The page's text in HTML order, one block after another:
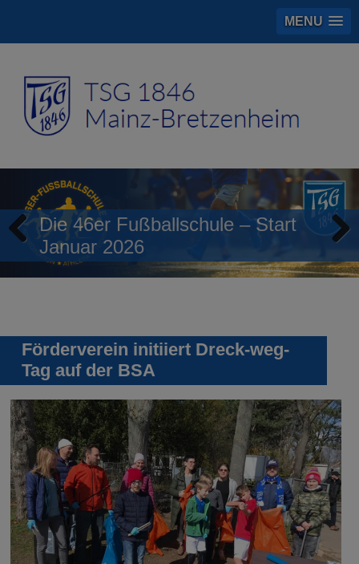
MENU
Die 46er Fußballschule – Start
Januar 2026
Previous
Förderverein initiiert Dreck-weg-
Tag auf der BSA